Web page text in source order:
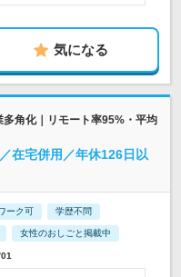
気になる
角化｜リモート率95%・平均
在宅併用／年休126日以
ーク可 学歴不問
女性のおしごと掲載中